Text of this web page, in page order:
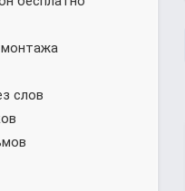
монтажа
слов